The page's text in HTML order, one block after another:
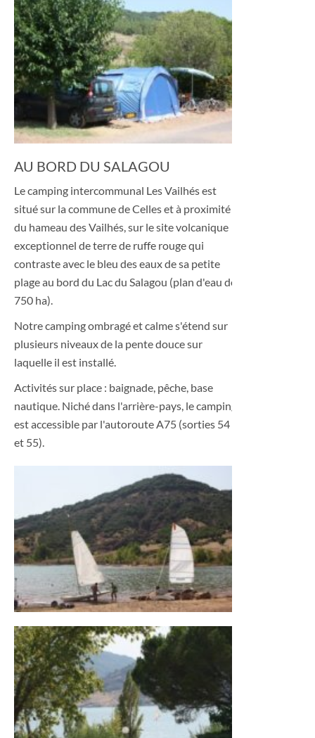
AU BORD DU SALAGOU
Le camping intercommunal Les Vailhés est
situé sur la commune de Celles et à proximité
du hameau des Vailhés, sur le site volcanique
exceptionnel de terre de ruffe rouge qui
contraste avec le bleu des eaux de sa petite
plage au bord du Lac du Salagou (plan d'eau de
750 ha).
Notre camping ombragé et calme s'étend sur
plusieurs niveaux de la pente douce sur
laquelle il est installé.
Activités sur place : baignade, pêche, base
nautique. Niché dans l'arrière-pays, le camping
est accessible par l'autoroute A75 (sorties 54
et 55).